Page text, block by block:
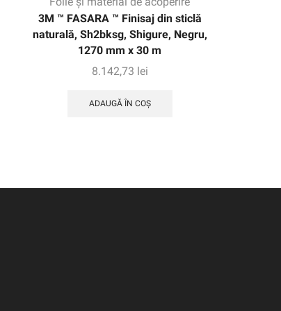
3M ™ FASARA ™ Finisaj din sticlă
naturală, Sh2bksg, Shigure, Negru,
1270 mm x 30 m
8.142,73 lei
ADAUGĂ ÎN COȘ